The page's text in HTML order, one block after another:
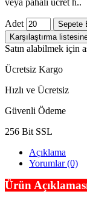
veya pahalı ücret h..
Adet Sepete
Karşılaştırma
Satın alabilmek için
Ücretsiz Kargo
Hızlı ve Ücretsiz
Güvenli Ödeme
256 Bit SSL
Açıklama
Yorumlar (0)
Ürün